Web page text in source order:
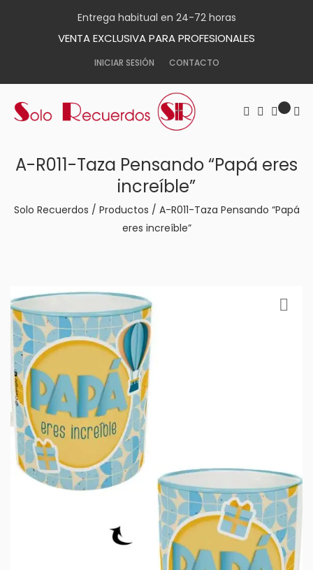
Entrega habitual en 24-72 horas
VENTA EXCLUSIVA PARA PROFESIONALES
INICIAR SESIÓN CONTACTO
A-R011-Taza Pensando “Papá eres
increíble”
Solo Recuerdos / Productos / A-R011-Taza Pensando “Papá
eres increíble”